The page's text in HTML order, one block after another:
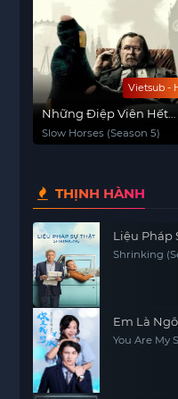
Vietsub -
Những Điệp Viên Hết
Thời (Phần 5)
Slow Horses (Season 5)
THỊNH HÀNH
Liệu Pháp
Shrinking
Em Là
You Are My